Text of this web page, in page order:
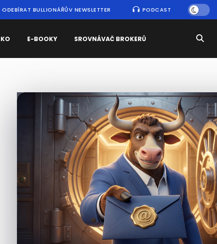
ODEBÍRAT BULLIONÁŘŮV NEWSLETTER PODCAST
E-BOOKY SROVNÁVAČ BROKERŮ
Nejčtenějšízprávy